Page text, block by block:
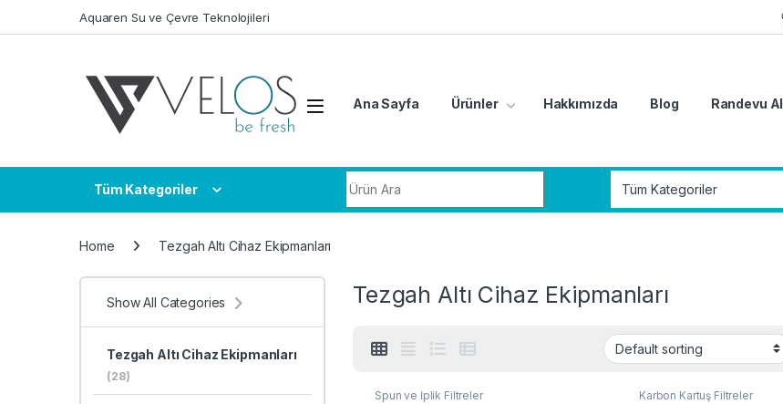
Aquaren Su ve Çevre Teknolojileri
Ana Sayfa Ürünler Hakkımızda Blog Randevu Al
Tüm Kategoriler
Home Tezgah Altı Cihaz Ekipmanları
Tezgah Altı Cihaz Ekipmanları
Spun ve İplik Filtreler Karbon Kartuş Filtreler
Show All Categories
Tezgah Altı Cihaz Ekipmanları
(28)